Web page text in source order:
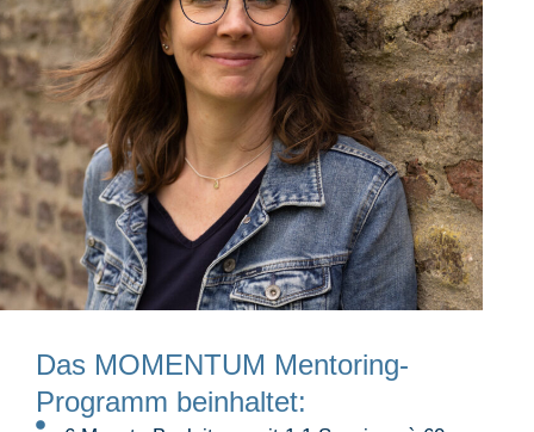
Das MOMENTUM Mentoring-
Programm beinhaltet: